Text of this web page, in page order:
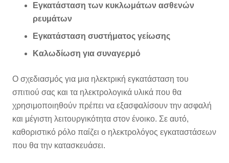
Εγκατάσταση των κυκλωμάτων ασθενών
ρευμάτων
Εγκατάσταση συστήματος γείωσης
Καλωδίωση για συναγερμό
Ο σχεδιασμός για μια ηλεκτρική εγκατάσταση του
σπιτιού σας και τα ηλεκτρολογικά υλικά που θα
χρησιμοποιηθούν πρέπει να εξασφαλίσουν την ασφαλή
και μέγιστη λειτουργικότητα στον ένοικο. Σε αυτό,
καθοριστικό ρόλο παίζει ο ηλεκτρολόγος εγκαταστάσεων
που θα την κατασκευάσει.